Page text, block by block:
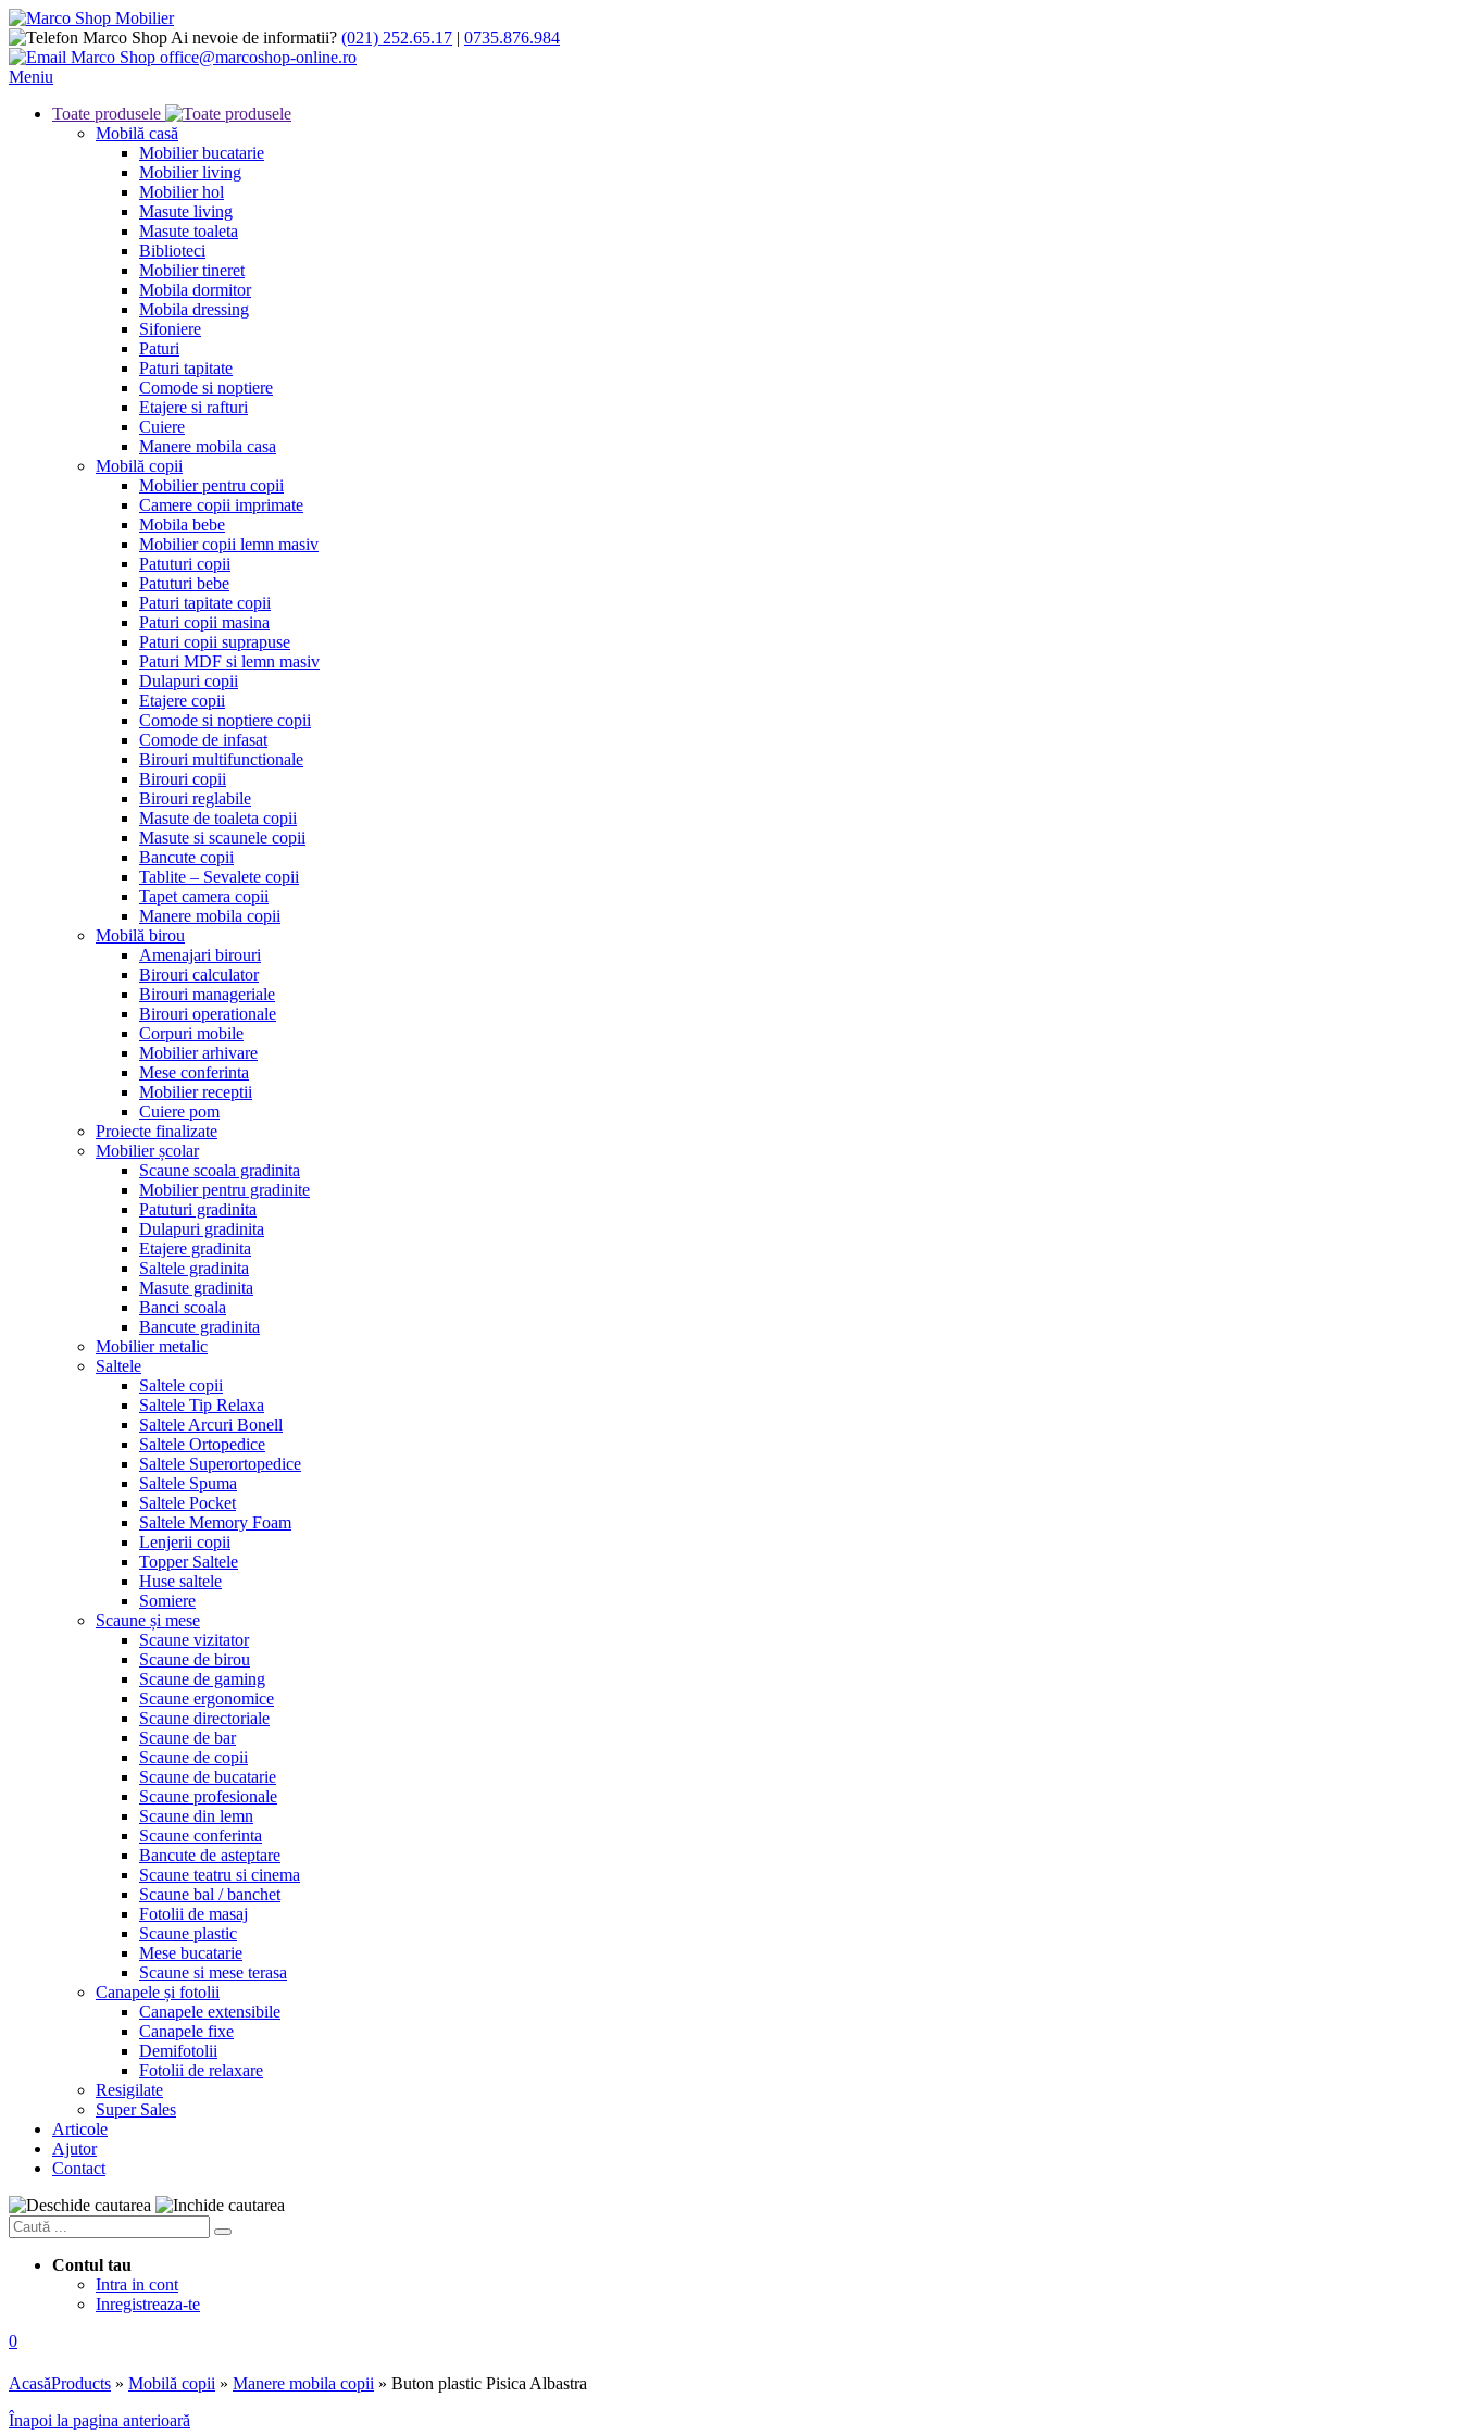
Ai nevoie de informatii? (021) 252.65.17 | 0735.876.984
office@marcoshop-online.ro
Meniu
Toate produsele
Mobilă casă
Mobilier bucatarie
Mobilier living
Mobilier hol
Masute living
Masute toaleta
Biblioteci
Mobilier tineret
Mobila dormitor
Mobila dressing
Sifoniere
Paturi
Paturi tapitate
Comode si noptiere
Etajere si rafturi
Cuiere
Manere mobila casa
Mobilă copii
Mobilier pentru copii
Camere copii imprimate
Mobila bebe
Mobilier copii lemn masiv
Patuturi copii
Patuturi bebe
Paturi tapitate copii
Paturi copii masina
Paturi copii suprapuse
Paturi MDF si lemn masiv
Dulapuri copii
Etajere copii
Comode si noptiere copii
Comode de infasat
Birouri multifunctionale
Birouri copii
Birouri reglabile
Masute de toaleta copii
Masute si scaunele copii
Bancute copii
Tablite – Sevalete copii
Tapet camera copii
Manere mobila copii
Mobilă birou
Amenajari birouri
Birouri calculator
Birouri manageriale
Birouri operationale
Corpuri mobile
Mobilier arhivare
Mese conferinta
Mobilier receptii
Cuiere pom
Proiecte finalizate
Mobilier școlar
Scaune scoala gradinita
Mobilier pentru gradinite
Patuturi gradinita
Dulapuri gradinita
Etajere gradinita
Saltele gradinita
Masute gradinita
Banci scoala
Bancute gradinita
Mobilier metalic
Saltele
Saltele copii
Saltele Tip Relaxa
Saltele Arcuri Bonell
Saltele Ortopedice
Saltele Superortopedice
Saltele Spuma
Saltele Pocket
Saltele Memory Foam
Lenjerii copii
Topper Saltele
Huse saltele
Somiere
Scaune și mese
Scaune vizitator
Scaune de birou
Scaune de gaming
Scaune ergonomice
Scaune directoriale
Scaune de bar
Scaune de copii
Scaune de bucatarie
Scaune profesionale
Scaune din lemn
Scaune conferinta
Bancute de asteptare
Scaune teatru si cinema
Scaune bal / banchet
Fotolii de masaj
Scaune plastic
Mese bucatarie
Scaune si mese terasa
Canapele și fotolii
Canapele extensibile
Canapele fixe
Demifotolii
Fotolii de relaxare
Resigilate
Super Sales
Articole
Ajutor
Contact
Contul tau
Intra in cont
Inregistreaza-te
0
AcasăProducts » Mobilă copii » Manere mobila copii » Buton plastic Pisica Albastra
Înapoi la pagina anterioară